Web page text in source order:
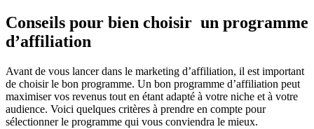
Conseils pour bien choisir un programme
d’affiliation
Avant de vous lancer dans le marketing d’affiliation, il est important
de choisir le bon programme. Un bon programme d’affiliation peut
maximiser vos revenus tout en étant adapté à votre niche et à votre
audience. Voici quelques critères à prendre en compte pour
sélectionner le programme qui vous conviendra le mieux.